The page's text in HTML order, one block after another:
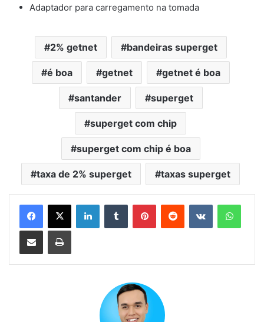
Adaptador para carregamento na tomada
2% getnet bandeiras superget
é boa getnet getnet é boa
santander superget
superget com chip
superget com chip é boa
taxa de 2% superget taxas superget
LinkedinTumblr PinterestReddit VK
Compartilhar via e-mail Imprimir